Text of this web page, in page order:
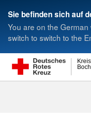
Sie befinden sich auf
You are on the
switch to switch to the